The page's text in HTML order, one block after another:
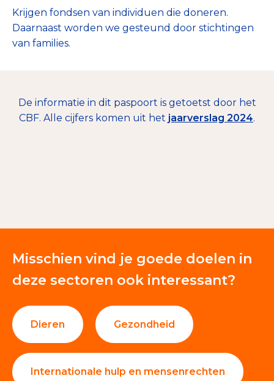
Giften en donaties 100%
Krijgen fondsen van individuen die doneren.
Daarnaast worden we gesteund door stichtingen
van families.
De informatie in dit paspoort is getoetst door het
CBF. Alle cijfers komen uit het jaarverslag 2024.
Misschien vind je goede doelen in
deze sectoren ook interessant?
Dieren Gezondheid
Internationale hulp en mensenrechten